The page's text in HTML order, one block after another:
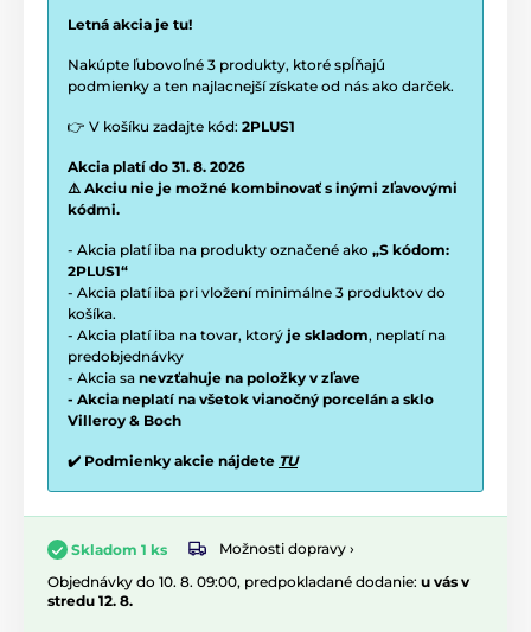
Letná akcia je tu!
Nakúpte ľubovoľné 3 produkty, ktoré spĺňajú
podmienky a ten najlacnejší získate od nás ako darček.
👉 V košíku zadajte kód: 2PLUS1
Akcia platí do 31. 8. 2026
⚠️ Akciu nie je možné kombinovať s inými zľavovými
kódmi.
- Akcia platí iba na produkty označené ako „S kódom:
2PLUS1“
- Akcia platí iba pri vložení minimálne 3 produktov do
košíka.
- Akcia platí iba na tovar, ktorý je skladom, neplatí na
predobjednávky
- Akcia sa nevzťahuje na položky v zľave
- Akcia neplatí na všetok vianočný porcelán a sklo
Villeroy & Boch
✔️ Podmienky akcie nájdete TU
Skladom 1 ks
Možnosti dopravy ›
Objednávky do 10. 8. 09:00, predpokladané dodanie: u vás v
stredu 12. 8.